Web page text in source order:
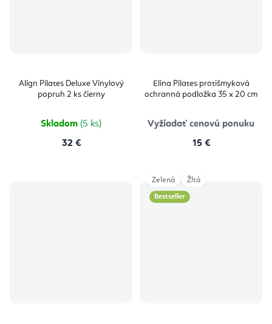
Align Pilates Deluxe Vinylový
popruh 2 ks čierny
Skladom (5 ks)
32 €
Elina Pilates protišmyková
ochranná podložka 35 x 20 cm
Vyžiadať cenovú ponuku
15 €
Bestseller
Zelená Žltá